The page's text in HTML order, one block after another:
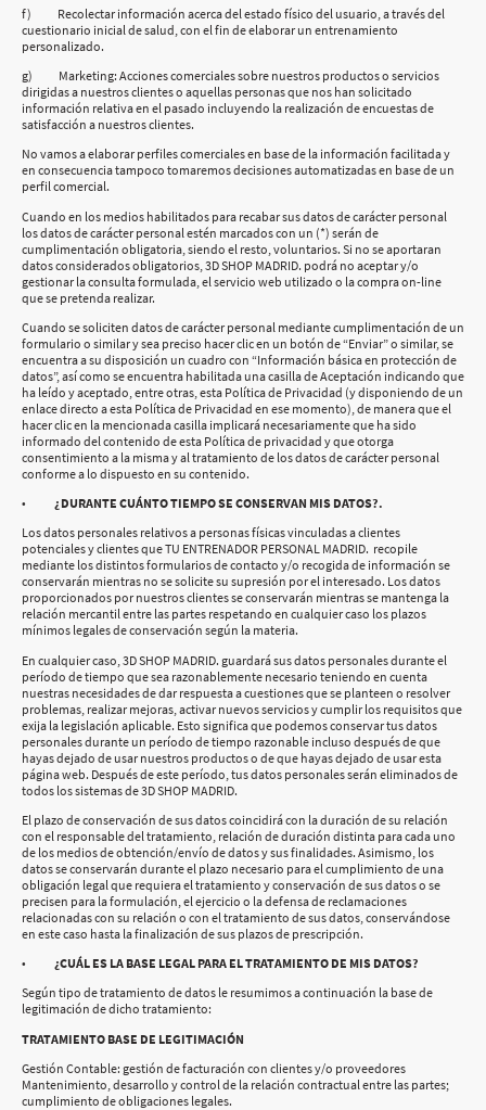
f) Recolectar información acerca del estado físico del usuario, a través del
cuestionario inicial de salud, con el fin de elaborar un entrenamiento
personalizado.
g) Marketing: Acciones comerciales sobre nuestros productos o servicios
dirigidas a nuestros clientes o aquellas personas que nos han solicitado
información relativa en el pasado incluyendo la realización de encuestas de
satisfacción a nuestros clientes.
No vamos a elaborar perfiles comerciales en base de la información facilitada y
en consecuencia tampoco tomaremos decisiones automatizadas en base de un
perfil comercial.
Cuando en los medios habilitados para recabar sus datos de carácter personal
los datos de carácter personal estén marcados con un (*) serán de
cumplimentación obligatoria, siendo el resto, voluntarios. Si no se aportaran
datos considerados obligatorios, 3D SHOP MADRID. podrá no aceptar y/o
gestionar la consulta formulada, el servicio web utilizado o la compra on-line
que se pretenda realizar.
Cuando se soliciten datos de carácter personal mediante cumplimentación de un
formulario o similar y sea preciso hacer clic en un botón de “Enviar” o similar, se
encuentra a su disposición un cuadro con “Información básica en protección de
datos”, así como se encuentra habilitada una casilla de Aceptación indicando que
ha leído y aceptado, entre otras, esta Política de Privacidad (y disponiendo de un
enlace directo a esta Política de Privacidad en ese momento), de manera que el
hacer clic en la mencionada casilla implicará necesariamente que ha sido
informado del contenido de esta Política de privacidad y que otorga
consentimiento a la misma y al tratamiento de los datos de carácter personal
conforme a lo dispuesto en su contenido.
• ¿DURANTE CUÁNTO TIEMPO SE CONSERVAN MIS DATOS?.
Los datos personales relativos a personas físicas vinculadas a clientes
potenciales y clientes que TU ENTRENADOR PERSONAL MADRID. recopile
mediante los distintos formularios de contacto y/o recogida de información se
conservarán mientras no se solicite su supresión por el interesado. Los datos
proporcionados por nuestros clientes se conservarán mientras se mantenga la
relación mercantil entre las partes respetando en cualquier caso los plazos
mínimos legales de conservación según la materia.
En cualquier caso, 3D SHOP MADRID. guardará sus datos personales durante el
período de tiempo que sea razonablemente necesario teniendo en cuenta
nuestras necesidades de dar respuesta a cuestiones que se planteen o resolver
problemas, realizar mejoras, activar nuevos servicios y cumplir los requisitos que
exija la legislación aplicable. Esto significa que podemos conservar tus datos
personales durante un período de tiempo razonable incluso después de que
hayas dejado de usar nuestros productos o de que hayas dejado de usar esta
página web. Después de este período, tus datos personales serán eliminados de
todos los sistemas de 3D SHOP MADRID.
El plazo de conservación de sus datos coincidirá con la duración de su relación
con el responsable del tratamiento, relación de duración distinta para cada uno
de los medios de obtención/envío de datos y sus finalidades. Asimismo, los
datos se conservarán durante el plazo necesario para el cumplimiento de una
obligación legal que requiera el tratamiento y conservación de sus datos o se
precisen para la formulación, el ejercicio o la defensa de reclamaciones
relacionadas con su relación o con el tratamiento de sus datos, conservándose
en este caso hasta la finalización de sus plazos de prescripción.
• ¿CUÁL ES LA BASE LEGAL PARA EL TRATAMIENTO DE MIS DATOS?
Según tipo de tratamiento de datos le resumimos a continuación la base de
legitimación de dicho tratamiento:
TRATAMIENTO BASE DE LEGITIMACIÓN
Gestión Contable: gestión de facturación con clientes y/o proveedores
Mantenimiento, desarrollo y control de la relación contractual entre las partes;
cumplimiento de obligaciones legales.